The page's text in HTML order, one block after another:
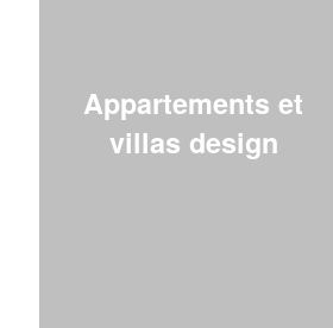
Appartements et
villas design